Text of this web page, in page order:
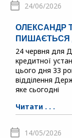
24/06/2026
ОЛЕКСАНДР
ПИШАЄТЬСЯ
24 червня для
кредитної
цього дня 33
відділення
яке сьогодні
Читати . . .
14/05/2026